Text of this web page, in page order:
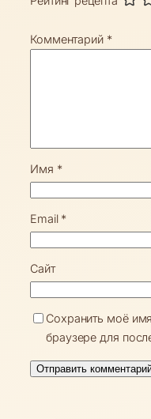
Комментарий *
Имя *
Email *
Сайт
Сохранить моё
браузере для